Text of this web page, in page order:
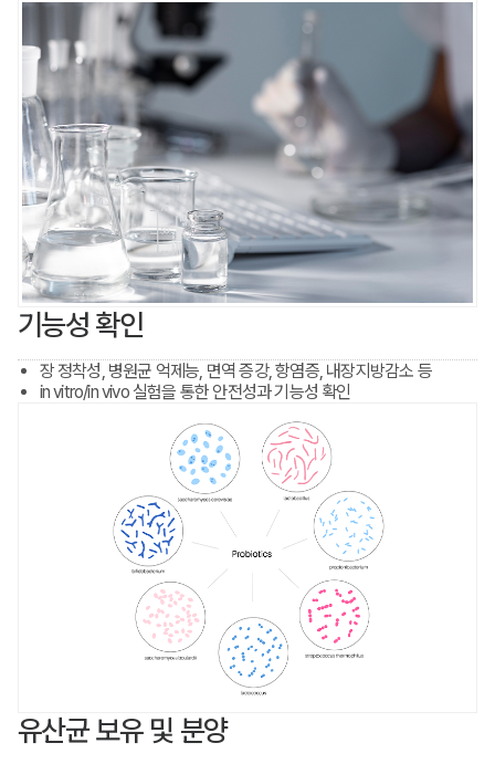
기능성 확인
장 정착성, 병원균 억제능, 면역 증강, 항염증, 내장지방감소 등
in vitro/in vivo 실험을 통한 안전성과 기능성 확인
유산균 보유 및 분양